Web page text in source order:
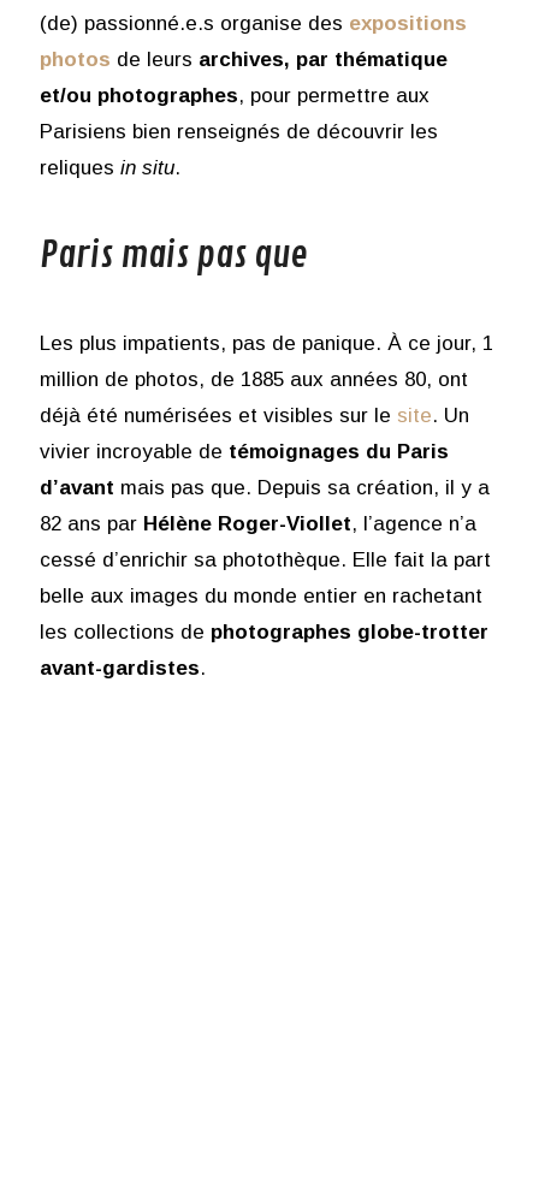
(de) passionné.e.s organise des expositions
photos de leurs archives, par thématique
et/ou photographes, pour permettre aux
Parisiens bien renseignés de découvrir les
reliques in situ.
Paris mais pas que
Les plus impatients, pas de panique. À ce jour, 1
million de photos, de 1885 aux années 80, ont
déjà été numérisées et visibles sur le site. Un
vivier incroyable de témoignages du Paris
d’avant mais pas que. Depuis sa création, il y a
82 ans par Hélène Roger-Viollet, l’agence n’a
cessé d’enrichir sa photothèque. Elle fait la part
belle aux images du monde entier en rachetant
les collections de photographes globe-trotter
avant-gardistes.